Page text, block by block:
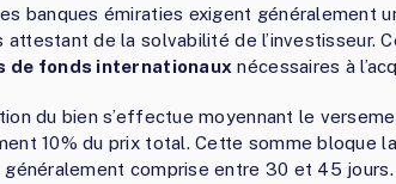
banques émiraties exigent généralement
attestant de la solvabilité de l’investisseur.
de fonds internationaux nécessaires à
du bien s’effectue moyennant le
10% du prix total. Cette somme bloque
généralement comprise entre 30 et 45